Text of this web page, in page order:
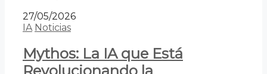
27/05/2026
IA Noticias
Mythos: La IA que Está